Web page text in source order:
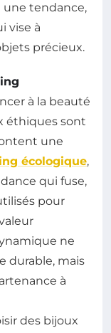
une tendance,
vise à
précieux.
à la beauté
éthiques sont
une
écologique,
qui fuse,
pour
ne
durable, mais
à
des bijoux